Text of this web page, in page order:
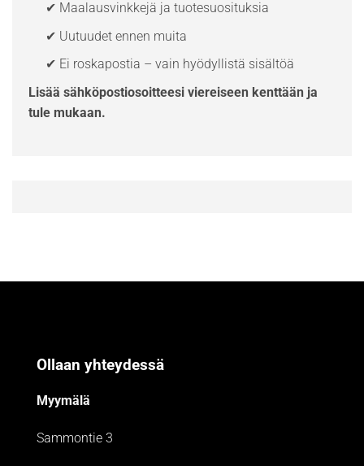
✔ Maalausvinkkejä ja tuotesuosituksia
✔ Uutuudet ennen muita
✔ Ei roskapostia – vain hyödyllistä sisältöä
Lisää sähköpostiosoitteesi viereiseen kenttään ja
tule mukaan.
Ollaan yhteydessä
Myymälä
Sammontie 3